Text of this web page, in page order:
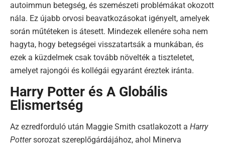
autoimmun betegség, és szemészeti problémákat okozott
nála. Ez újabb orvosi beavatkozásokat igényelt, amelyek
során műtéteken is átesett. Mindezek ellenére soha nem
hagyta, hogy betegségei visszatartsák a munkában, és
ezek a küzdelmek csak tovább növelték a tiszteletet,
amelyet rajongói és kollégái egyaránt éreztek iránta.
Harry Potter és A Globális
Elismertség
Az ezredforduló után Maggie Smith csatlakozott a Harry
Pottersorozat szereplőgárdájához, ahol Minerva